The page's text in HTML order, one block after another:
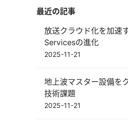
最近の記事
放送クラウド化を加速
Servicesの進化
2025-11-21
地上波マスター設備を
技術課題
2025-11-21